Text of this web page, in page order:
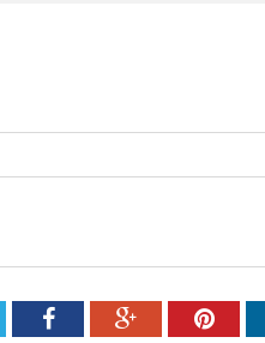
FacebookGoogle+